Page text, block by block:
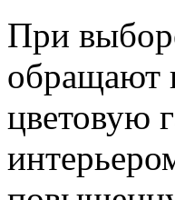
При
обращают
цветовую